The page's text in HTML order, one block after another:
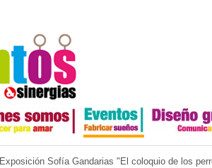
Exposición Sofía Gandarias "El coloquio de los